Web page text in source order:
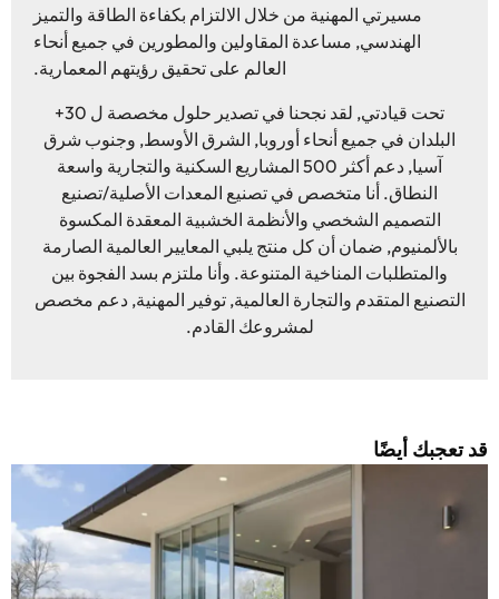
مسيرتي المهنية من خلال الالتزام بكفاءة الطاقة والتميز
الهندسي, مساعدة المقاولين والمطورين في جميع أنحاء
العالم على تحقيق رؤيتهم المعمارية.
تحت قيادتي, لقد نجحنا في تصدير حلول مخصصة ل 30+
البلدان في جميع أنحاء أوروبا, الشرق الأوسط, وجنوب شرق
آسيا, دعم أكثر 500 المشاريع السكنية والتجارية واسعة
النطاق. أنا متخصص في تصنيع المعدات الأصلية/تصنيع
التصميم الشخصي والأنظمة الخشبية المعقدة المكسوة
بالألمنيوم, ضمان أن كل منتج يلبي المعايير العالمية الصارمة
والمتطلبات المناخية المتنوعة. وأنا ملتزم بسد الفجوة بين
التصنيع المتقدم والتجارة العالمية, توفير المهنية, دعم مخصص
لمشروعك القادم.
تعجبك أيضًا